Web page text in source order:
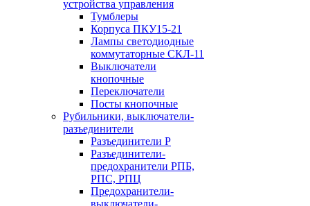
устройства управления
Тумблеры
Корпуса ПКУ15-21
Лампы светодиодные
коммутаторные СКЛ-11
Выключатели
кнопочные
Переключатели
Посты кнопочные
Рубильники, выключатели-
разъединители
Разъединители Р
Разъединители-
предохранители РПБ,
РПС, РПЦ
Предохранители-
выключатели-